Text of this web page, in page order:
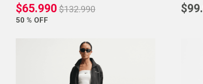
$65.990 $132.990
50 % OFF
$99.